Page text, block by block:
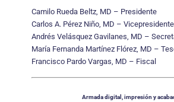
Camilo Rueda Beltz, MD – Presidente
Carlos A. Pérez Niño, MD – Vicepresidente
Andrés Velásquez Gavilanes, MD –
María Fernanda Martínez Flórez, MD –
Francisco Pardo Vargas, MD – Fiscal
Armada digital, impresión y